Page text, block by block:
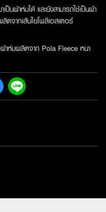
นผ้าห่มได้ และยังสามารถใช้เป็นผ้า
จากเส้นใยโพลีเอสเตอร์
าห่มผลิตจาก Pola Fleece หนา